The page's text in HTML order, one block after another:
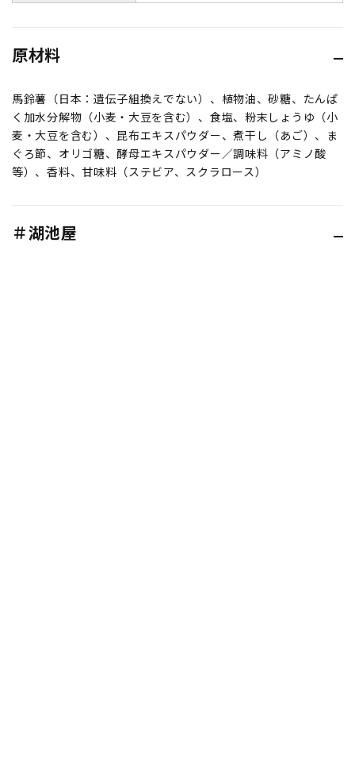
原材料
馬鈴薯（日本：遺伝子組換えでない）、植物油、砂糖、たんぱ
く加水分解物（小麦・大豆を含む）、食塩、粉末しょうゆ（小
麦・大豆を含む）、昆布エキスパウダー、煮干し（あご）、ま
ぐろ節、オリゴ糖、酵母エキスパウダー／調味料（アミノ酸
等）、香料、甘味料（ステビア、スクラロース）
＃湖池屋